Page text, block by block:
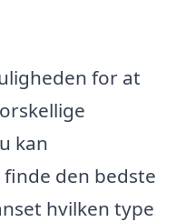
for at
kan
den bedste
hvilken type